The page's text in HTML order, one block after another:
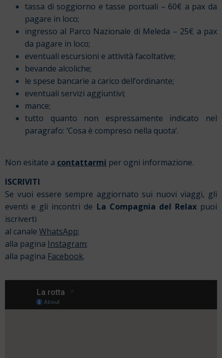
tassa di soggiorno e tasse portuali – 60€ a pax da
pagare in loco;
ingresso al Parco Nazionale di Meleda – 25€ a pax
da pagare in loco;
eventuali escursioni e attività facoltative;
bevande alcoliche;
le spese bancarie a carico dell’ordinante;
eventuali servizi aggiuntivi;
mance;
tutto quanto non espressamente indicato nel
paragrafo: ‘Cosa è compreso nella quota’.
Non esitate a contattarmi per ogni informazione.
ISCRIVITI
Se vuoi essere sempre aggiornato sui nuovi viaggi, gli
eventi e gli incontri de La Compagnia del Relax puoi
iscriverti
al canale WhatsApp;
alla pagina Instagram;
alla pagina Facebook.